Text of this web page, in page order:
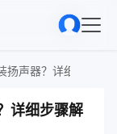
扬声器？详细步骤解
详细步骤解